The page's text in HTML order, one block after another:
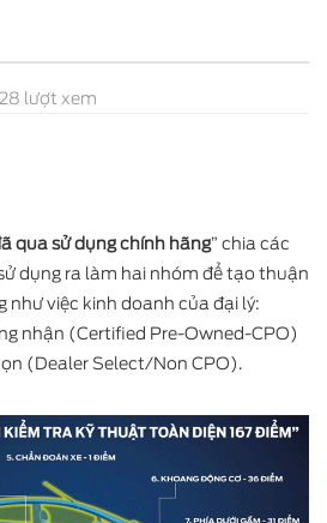
lượt xem
qua sử dụng chính hãng” chia các
dụng ra làm hai nhóm để tạo thuận
như việc kinh doanh của đại lý:
nhận (Certified Pre-Owned-CPO)
(Dealer Select/Non CPO).